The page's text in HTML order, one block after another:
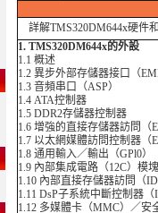
詳解TMS320DM644x硬件
1. TMS320DM644x的外設
1.1 概述
1.2 異步外部存儲器接口（
1.3 音頻串口（ASP）
1.4 ATA控制器
1.5 DDR2存儲器控制器
1.6 增強的直接存儲器訪問（
1.7 以太網媒體訪問控制器
1.8 通用輸入／輸出（GPl0）
1.9 內部集成電路（12C）模塊
1.10 內部直接存儲器訪問（
1.11 DsP子系統中斷控制器（
1.12 多媒體卡（MMC）／安